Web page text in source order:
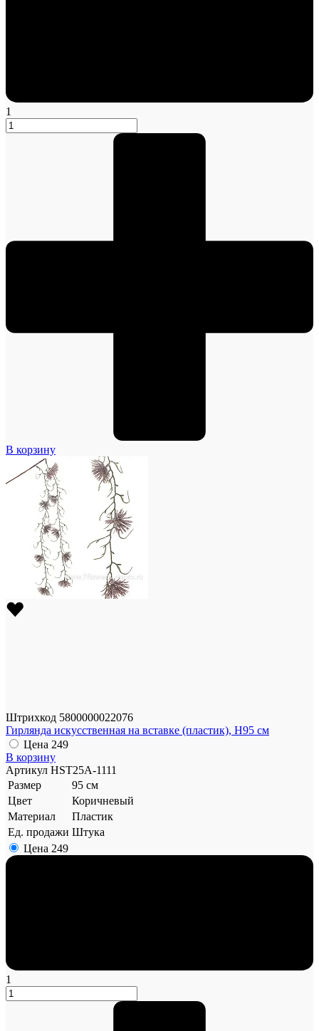
1
В корзину
Штрихкод 5800000022076
Гирлянда искусственная на вставке (пластик), H95 см
Цена 249
В корзину
Артикул HST25A-1111
Размер
95 см
Цвет
Коричневый
Материал
Пластик
Ед. продажи Штука
Цена 249
1